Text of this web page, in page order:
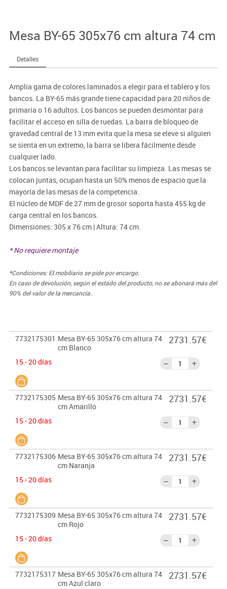
Mesa BY-65 305x76 cm altura 74 cm
Detalles
Amplia gama de colores laminados a elegir para el tablero y los
bancos. La BY-65 más grande tiene capacidad para 20 niños de
primaria o 16 adultos. Los bancos se pueden desmontar para
facilitar el acceso en silla de ruedas. La barra de bloqueo de
gravedad central de 13 mm evita que la mesa se eleve si alguien
se sienta en un extremo, la barra se libera fácilmente desde
cualquier lado.
Los bancos se levantan para facilitar su limpieza. Las mesas se
colocan juntas, ocupan hasta un 50% menos de espacio que la
mayoría de las mesas de la competencia.
El núcleo de MDF de 27 mm de grosor soporta hasta 455 kg de
carga central en los bancos.
Dimensiones: 305 x 76 cm | Altura: 74 cm.
* No requiere montaje
*Condiciones: El mobiliario se pide por encargo.
En caso de devolución, según el estado del producto, no se abonará más del
90% del valor de la mercancía.
7732175301 Mesa BY-65 305x76 cm altura 74
cm Blanco
15 - 20 días
2731.57€
7732175305 Mesa BY-65 305x76 cm altura 74
cm Amarillo
15 - 20 días
2731.57€
7732175306 Mesa BY-65 305x76 cm altura 74
cm Naranja
15 - 20 días
2731.57€
7732175309 Mesa BY-65 305x76 cm altura 74
cm Rojo
15 - 20 días
2731.57€
7732175317 Mesa BY-65 305x76 cm altura 74
cm Azul claro
2731.57€